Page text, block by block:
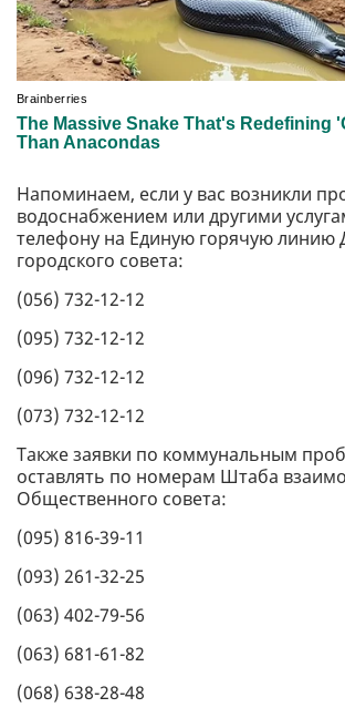
Напоминаем, если у вас возникли
водоснабжением или другими
телефону на Единую горячую линию
городского совета:
(056) 732-12-12
(095) 732-12-12
(096) 732-12-12
(073) 732-12-12
Также заявки по коммунальным
оставлять по номерам Штаба
Общественного совета:
(095) 816-39-11
(093) 261-32-25
(063) 402-79-56
(063) 681-61-82
(068) 638-28-48